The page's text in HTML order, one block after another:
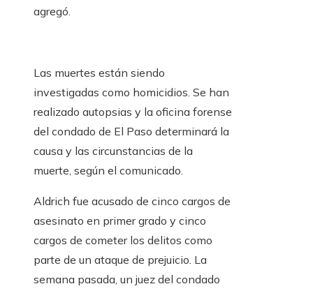
agregó.
Las muertes están siendo
investigadas como homicidios. Se han
realizado autopsias y la oficina forense
del condado de El Paso determinará la
causa y las circunstancias de la
muerte, según el comunicado.
Aldrich fue acusado de cinco cargos de
asesinato en primer grado y cinco
cargos de cometer los delitos como
parte de un ataque de prejuicio. La
semana pasada, un juez del condado